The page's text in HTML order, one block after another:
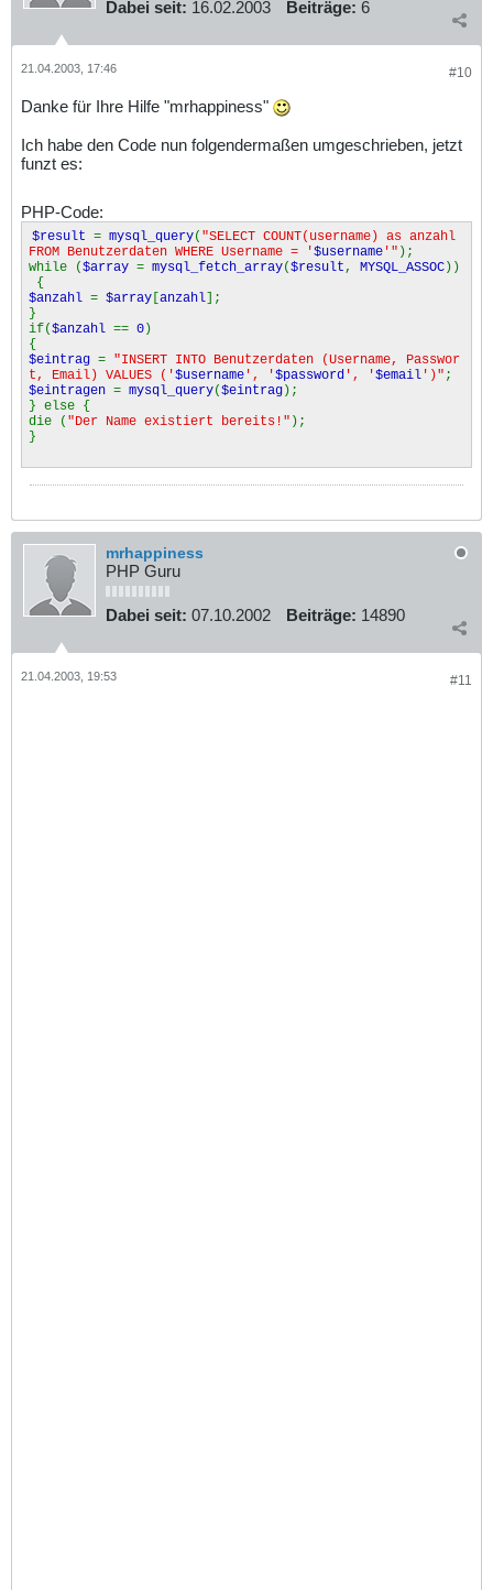
Dabei seit: 16.02.2003 Beiträge: 6
#10
21.04.2003, 17:46
Danke für Ihre Hilfe "mrhappiness"
Ich habe den Code nun folgendermaßen umgeschrieben, jetzt
funzt es:
PHP-Code:
$result = mysql_query( "SELECT COUNT(username) as anzahl
FROM Benutzerdaten WHERE Username = '$username '" );
while ($array = mysql_fetch_array($result , MYSQL_ASSOC))
{
$anzahl = $array [anzahl];
}
if($anzahl == 0)
{
$eintrag = "INSERT INTO Benutzerdaten (Username, Passwor
t, Email) VALUES ('$username ', '$password ', '$email ')" ;
$eintragen = mysql_query($eintrag);
} else {
die ( "Der Name existiert bereits!" );
}
mrhappiness
PHP Guru
Dabei seit: 07.10.2002 Beiträge: 14890
#11
21.04.2003, 19:53